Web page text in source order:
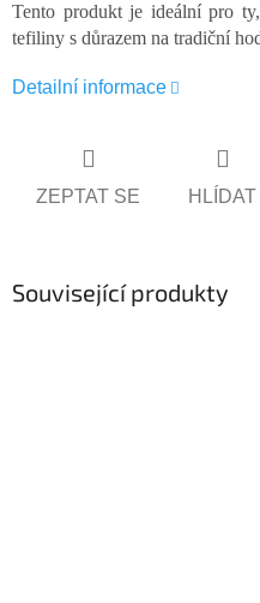
Tento produkt je ideální pro
tefiliny s důrazem na tradiční
Detailní informace
ZEPTAT SE HLÍDAT
Související produkty